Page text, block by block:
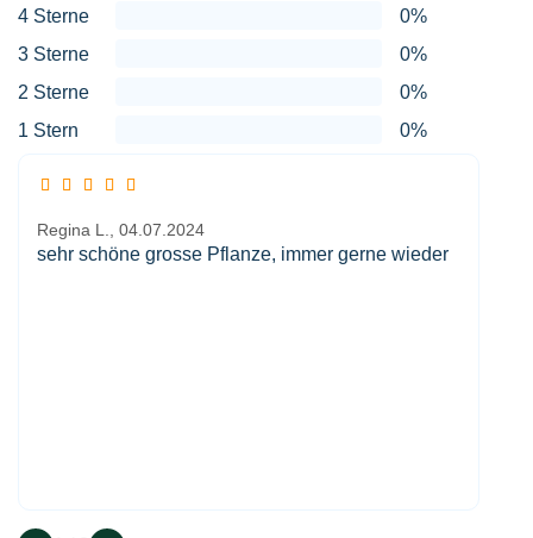
4 Sterne
0%
3 Sterne
0%
2 Sterne
0%
1 Stern
0%
Regina L., 04.07.2024
sehr schöne grosse Pflanze, immer gerne wieder